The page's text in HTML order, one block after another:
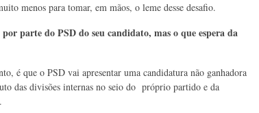
menos para tomar, em mãos, o leme desse desafio.
parte do PSD do seu candidato, mas o que espera da
é que o PSD vai apresentar uma candidatura não ganhadora
das divisões internas no seio do próprio partido e da